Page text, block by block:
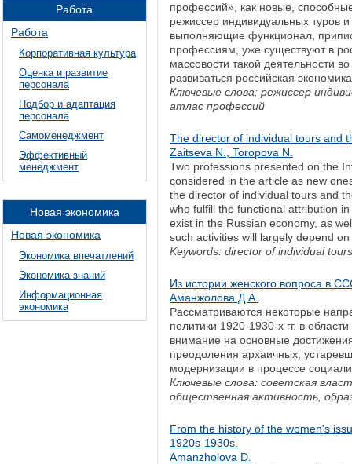
профессий», как новые,
режиссер индивидуальных туров
выполняющие функционал,
профессиям, уже существуют в
массовости такой деятельности
развиваться российская
Ключевые слова: режиссер
атлас профессий
The director of individual tours and
Zaitseva N., Toropova N.
Two professions presented on the
considered in the article as new
the director of individual tours and
who fulfill the functional attribution
exist in the Russian economy, as
such activities will largely depend
Keywords: director of individual
Из истории женского вопроса в
Аманжолова Д.А.
Рассматриваются некоторые
политики 1920-1930-х гг. в
внимание на основные
преодоления архаичных,
модернизации в процессе
Ключевые слова: советская
общественная активность,
From the history of the women’s
1920s-1930s.
Amanzholova D.
Работа
Работа
Корпоративная культура
Оценка и развитие
персонала
Подбор и адаптация
персонала
Самоменеджмент
Эффективный
менеджмент
Новая экономика
Новая экономика
Экономика впечатлений
Экономика знаний
Информационная
экономика